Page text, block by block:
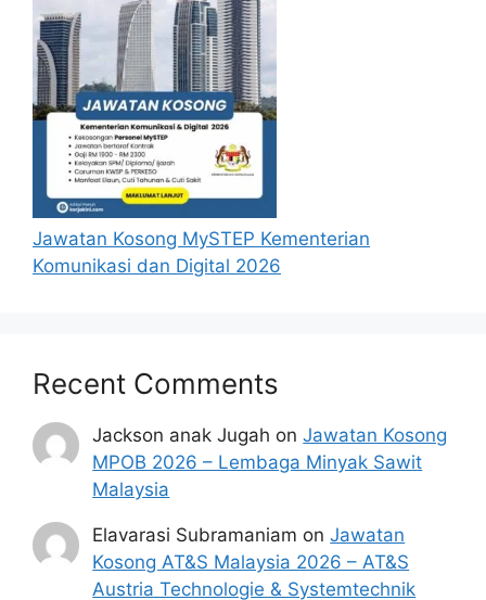
Jawatan Kosong MySTEP Kementerian
Komunikasi dan Digital 2026
Recent Comments
Jackson anak Jugah onJawatan Kosong
MPOB 2026 – Lembaga Minyak Sawit
Malaysia
Elavarasi Subramaniam onJawatan
Kosong AT&S Malaysia 2026 – AT&S
Austria Technologie & Systemtechnik